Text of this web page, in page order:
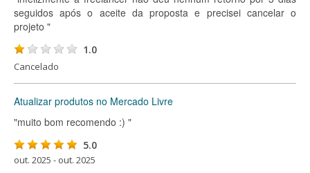
seguidos após o aceite da proposta e precisei cancelar o
projeto "
1.0
Cancelado
Atualizar produtos no Mercado Livre
"muito bom recomendo :) "
5.0
out. 2025 - out. 2025